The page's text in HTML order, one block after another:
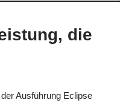
die
Ausführung Eclipse